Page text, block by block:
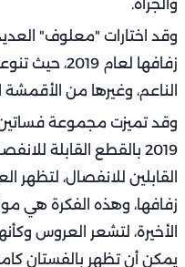
والجرأة.
وقد اختارات "معلوف"
زفافها لعام
الناعم، وغيرها من الأقمشة
وقد تميزت مجموعة
2019 بالقطع القابلة
القابلين للانفصال،
زفافها، وهذه الفكرة هي
الأخيرة، لتشعر العروس
يمكن أن تظهر بالفستان